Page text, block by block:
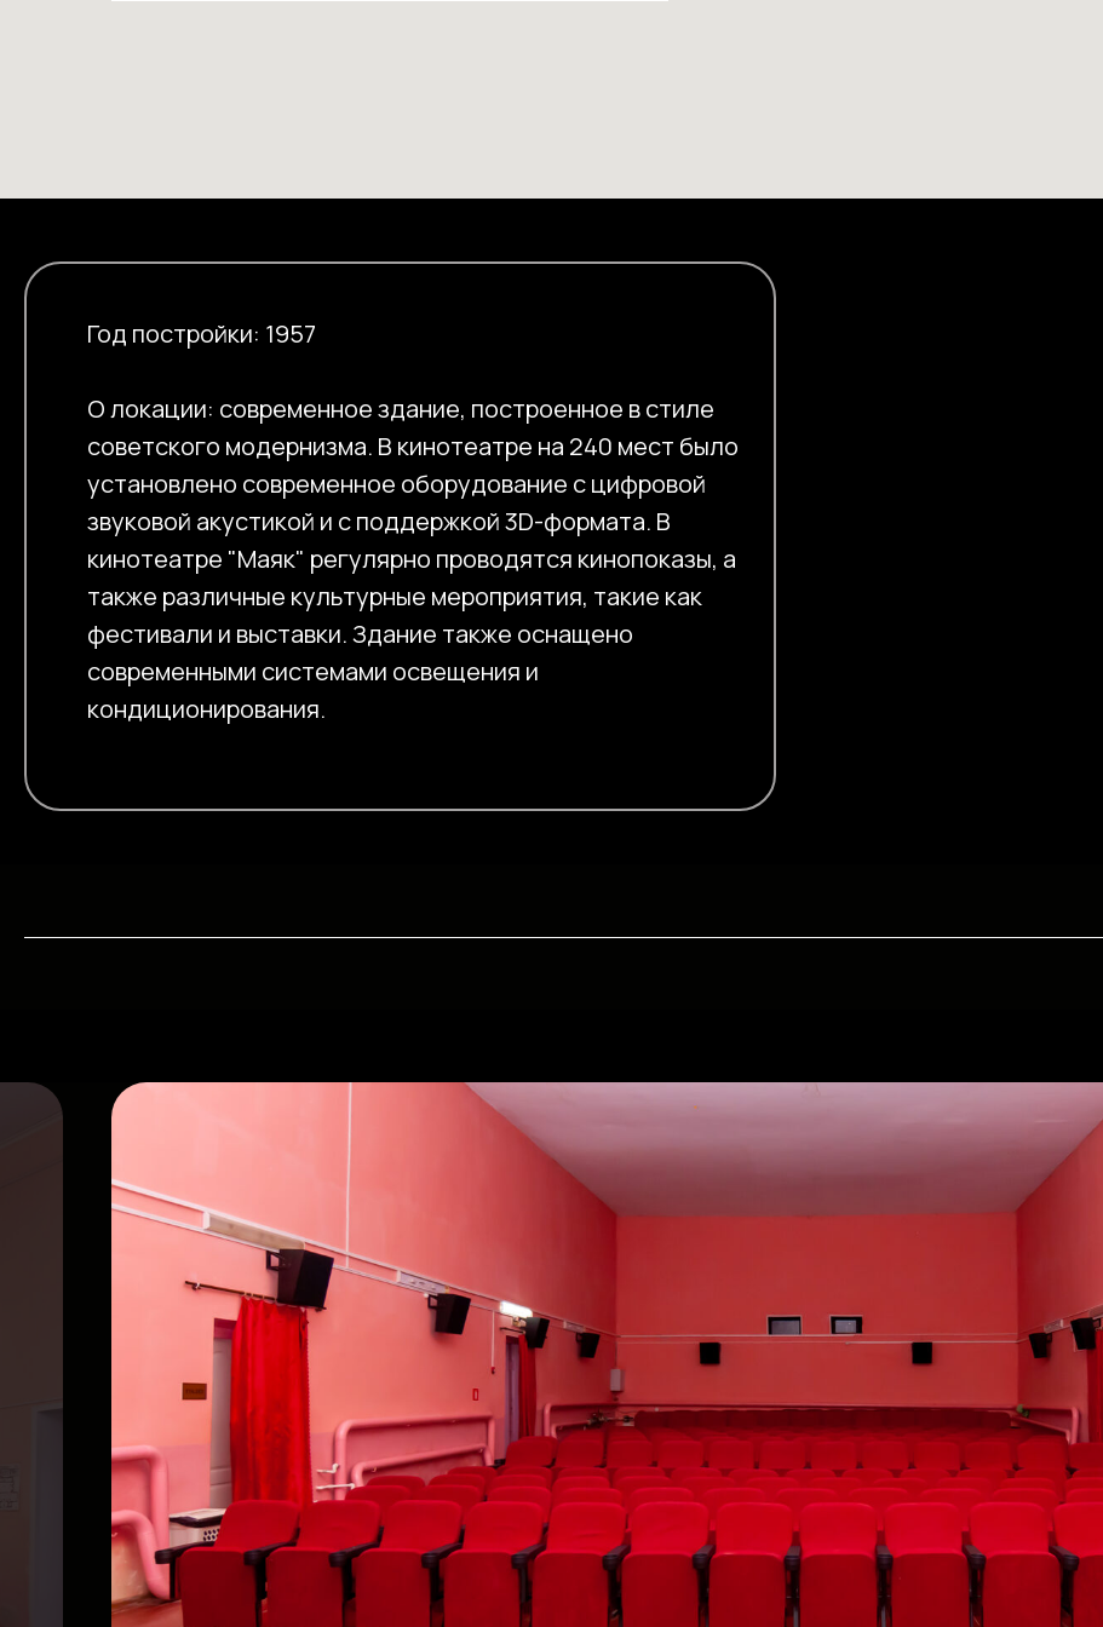
Год постройки: 1957
О локации: современное здание, построенное в стиле
советского модернизма. В кинотеатре на 240 мест было
установлено современное оборудование с цифровой
звуковой акустикой и с поддержкой 3D-формата. В
кинотеатре "Маяк" регулярно проводятся кинопоказы, а
также различные культурные мероприятия, такие как
фестивали и выставки. Здание также оснащено
современными системами освещения и
кондиционирования.